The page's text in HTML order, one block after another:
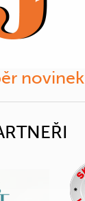
novinek